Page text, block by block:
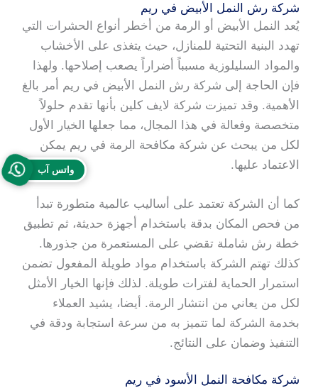
شركة رش النمل الأبيض في ريم
يُعد النمل الأبيض أو الرمة من أخطر أنواع الحشرات التي
تهدد البنية التحتية للمنازل، حيث يتغذى على الأخشاب
والمواد السليلوزية مسبباً أضراراً يصعب إصلاحها. ولهذا
فإن الحاجة إلى شركة رش النمل الأبيض في ريم أمر بالغ
الأهمية. وقد تميزت شركة لايف كلين بأنها تقدم حلولاً
متخصصة وفعالة في هذا المجال، مما جعلها الخيار الأول
لكل من يبحث عن شركة مكافحة الرمة في ريم يمكن
الاعتماد عليها.
كما أن الشركة تعتمد على أساليب عالمية متطورة تبدأ
من فحص المكان بدقة باستخدام أجهزة حديثة، ثم تطبيق
خطة رش شاملة تقضي على المستعمرة من جذورها.
كذلك تهتم الشركة باستخدام مواد طويلة المفعول تضمن
استمرار الحماية لفترات طويلة. لذلك فإنها الخيار الأمثل
لكل من يعاني من انتشار الرمة. أيضا، يشيد العملاء
بخدمة الشركة لما تتميز به من سرعة استجابة ودقة في
التنفيذ وضمان على النتائج.
شركة مكافحة النمل الأسود في ريم
واتس آب